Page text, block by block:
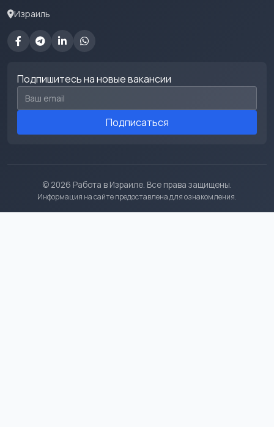
Израиль
Подпишитесь на новые вакансии
Email для подписки
Подписаться
© 2026 Работа в Израиле. Все права защищены.
Информация на сайте предоставлена для ознакомления.